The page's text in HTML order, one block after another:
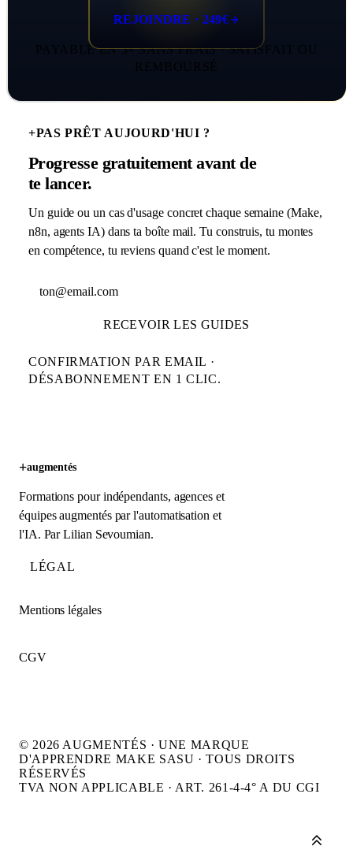
REJOINDRE · 249€
PAYABLE EN 3× SANS FRAIS · SATISFAIT OU
REMBOURSÉ
+PAS PRÊT AUJOURD'HUI ?
Progresse gratuitement avant de
te lancer.
Un guide ou un cas d'usage concret chaque semaine (Make,
n8n, agents IA) dans ta boîte mail. Tu construis, tu montes
en compétence, tu reviens quand c'est le moment.
RECEVOIR LES GUIDES
CONFIRMATION PAR EMAIL ·
DÉSABONNEMENT EN 1 CLIC.
+augmentés
Formations pour indépendants, agences et
équipes augmentés par l'automatisation et
l'IA. ParLilian Sevoumian.
LÉGAL
Mentions légales
CGV
© 2026 AUGMENTÉS · UNE MARQUE
D'APPRENDRE MAKE SASU · TOUS DROITS
RÉSERVÉS
TVA NON APPLICABLE · ART. 261-4-4° A DU CGI